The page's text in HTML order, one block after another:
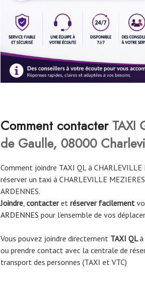
Comment contacterTAXI
de Gaulle, 08000
Comment joindre TAXI QL à
réserver un taxi à CHARLEVILLE
ARDENNES.
Joindre, contacteret réserver facilement
ARDENNES pour l’ensemble de vos
Vous pouvez joindre directement TAXI QLà
ou prendre contact avec la centrale de
transport des personnes (TAXI et VTC)